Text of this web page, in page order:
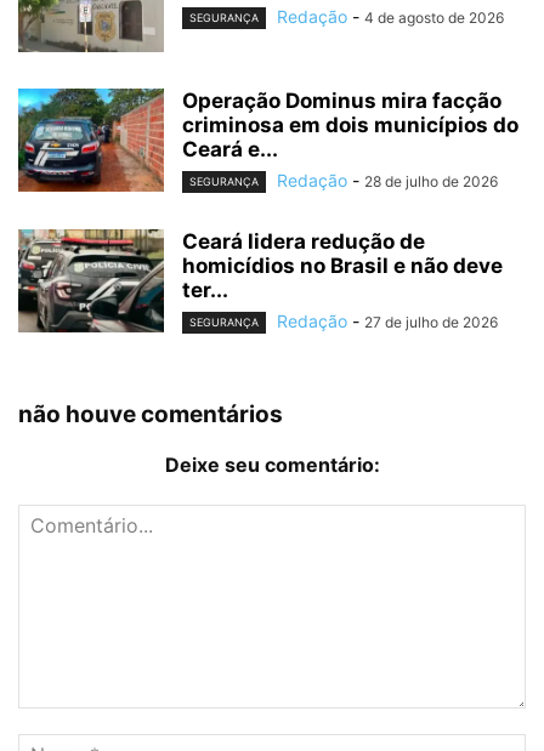
SEGURANÇA Redação - 4 de agosto de 2026
Operação Dominus mira facção
criminosa em dois municípios do
Ceará e...
SEGURANÇA Redação - 28 de julho de 2026
Ceará lidera redução de
homicídios no Brasil e não deve
ter...
SEGURANÇA Redação - 27 de julho de 2026
não houve comentários
Deixe seu comentário: